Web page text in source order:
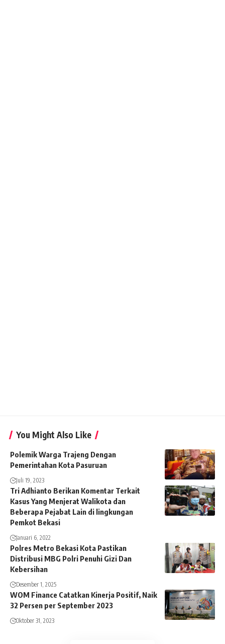
You Might Also Like
Polemik Warga Trajeng Dengan
Pemerintahan Kota Pasuruan
Juli 19, 2023
Tri Adhianto Berikan Komentar Terkait
Kasus Yang Menjerat Walikota dan
Beberapa Pejabat Lain di lingkungan
Pemkot Bekasi
Januari 6, 2022
Polres Metro Bekasi Kota Pastikan
Distribusi MBG Polri Penuhi Gizi Dan
Kebersihan
Desember 1, 2025
WOM Finance Catatkan Kinerja Positif, Naik
32 Persen per September 2023
Oktober 31, 2023